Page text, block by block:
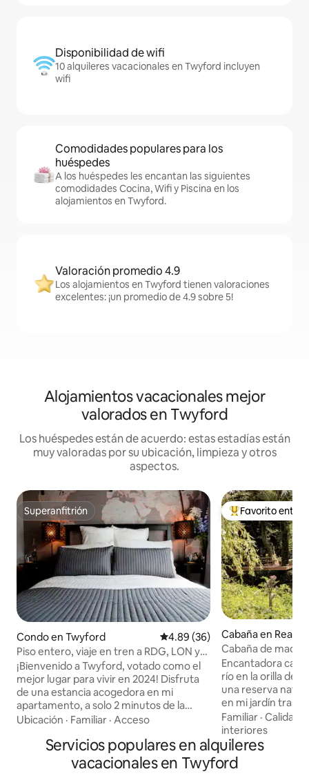
Disponibilidad de wifi
10 alquileres vacacionales en Twyford incluyen
wifi
Comodidades populares para los
huéspedes
A los huéspedes les encantan las siguientes
comodidades Cocina, Wifi y Piscina en los
alojamientos en Twyford.
Valoración promedio 4.9
Los alojamientos en Twyford tienen valoraciones
excelentes: ¡un promedio de 4.9 sobre 5!
Alojamientos vacacionales mejor
valorados en Twyford
Los huéspedes están de acuerdo: estas estadías están
muy valoradas por su ubicación, limpieza y otros
aspectos.
Superanfitrión
Superanfitrión
Condo en Twyford Calificación promedio: 4.89 de
4.89 (36)
Piso entero, viaje en tren a RDG, LON y
Henley.
¡Bienvenido a Twyford, votado como el
mejor lugar para vivir en 2024! Disfruta
de una estancia acogedora en mi
apartamento, a solo 2 minutos de la
estación. Con más de 9 años de
evaluaciones positivas en mi anuncio
solo de habitación, ofrezco camas
cómodas, ropa de cama de fibra natural
Ubicación · Familiar · Acceso
Favorito entre
Favorito entre
Cabaña en
Cabaña de
de lujo + bañera
Encantadora
río en la orilla del
una reserva
en mi jardín
habitación de
cama dobles, con
personas, una
un sistema de
de lujo en suite
Familiar ·Calidad-
interiores
Servicios populares en alquileres
vacacionales en Twyford